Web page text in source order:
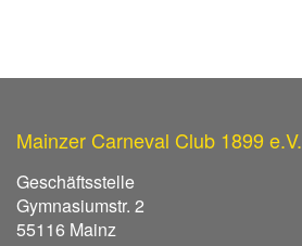
Mainzer Carneval Club 1899 e.V.
Geschäftsstelle
Gymnasiumstr. 2
55116 Mainz